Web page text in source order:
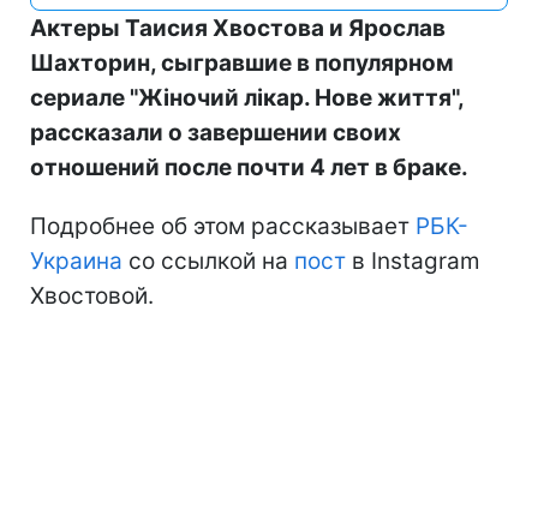
Актеры Таисия Хвостова и Ярослав
Шахторин, сыгравшие в популярном
сериале "Жіночий лікар. Нове життя",
рассказали о завершении своих
отношений после почти 4 лет в браке.
Подробнее об этом рассказывает РБК-
Украина со ссылкой на пост в Instagram
Хвостовой.